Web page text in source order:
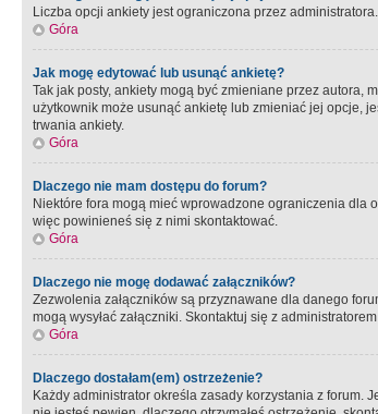
Liczba opcji ankiety jest ograniczona przez
Góra
Jak mogę edytować lub usunąć ankietę?
Tak jak posty, ankiety mogą być zmieniane przez autora,
użytkownik może usunąć ankietę lub zmieniać jej opcje,
trwania ankiety.
Góra
Dlaczego nie mam dostępu do forum?
Niektóre fora mogą mieć wprowadzone ograniczenia dla
więc powinieneś się z nimi skontaktować.
Góra
Dlaczego nie mogę dodawać załączników?
Zezwolenia załączników są przyznawane dla danego
mogą wysyłać załączniki. Skontaktuj się z
Góra
Dlaczego dostałam(em) ostrzeżenie?
Każdy administrator określa zasady korzystania z forum.